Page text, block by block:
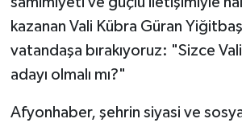
kazanan Vali Kübra Güran
vatandaşa bırakıyoruz: "Sizce
adayı olmalı mı?"
Afyonhaber, şehrin siyasi ve